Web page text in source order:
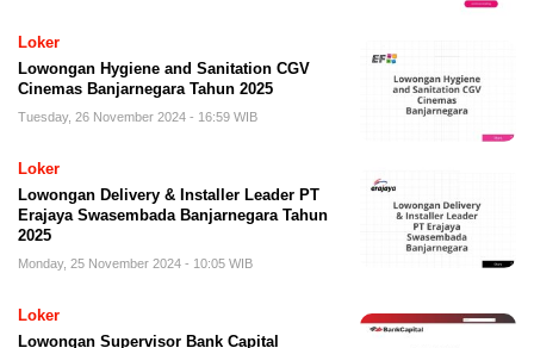
Loker
Lowongan Hygiene and Sanitation CGV
Cinemas Banjarnegara Tahun 2025
Tuesday, 26 November 2024 - 16:59 WIB
Loker
Lowongan Delivery & Installer Leader PT
Erajaya Swasembada Banjarnegara Tahun
2025
Monday, 25 November 2024 - 10:05 WIB
Loker
Lowongan Supervisor Bank Capital